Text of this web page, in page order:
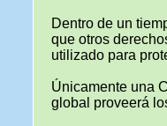
Dentro de un
que otros
utilizado para
Únicamente una
global proveerá